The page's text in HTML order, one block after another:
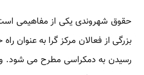
حقوق شهروندی یکی از مفاهیمی
بزرگی از فعالان مرکز گرا به عنوان
رسیدن به دمکراسی مطرح می شود. و